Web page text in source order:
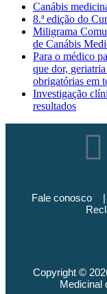
Canábis
8.ª edição do
Miligrama
de Canábis
Para o médico
que dor,
obrigatórias em
Investigação
resultados
Fale conosco
Copyright ©
Medicinal